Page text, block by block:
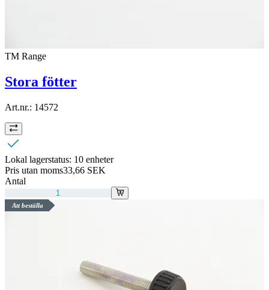
TM Range
Stora fötter
Art.nr.: 14572
Lokal lagerstatus: 10 enheter
Pris utan moms33,66 SEK
Antal
Att beställa